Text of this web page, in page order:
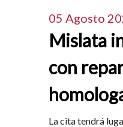
05 Agosto
Mislata
con
La cita tendrá